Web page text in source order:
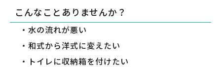
こんなことありませんか？
・水の流れが悪い
・和式から洋式に変えたい
・トイレに収納箱を付けたい